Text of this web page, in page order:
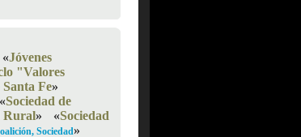
«Jóvenes
"Valores
Fe»
«Sociedad de
Rural» «Sociedad
Sociedad»